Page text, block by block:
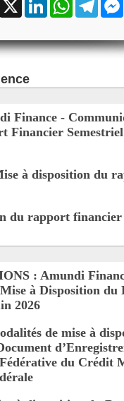
Finance -
Financier
à disposition du
du rapport financier
: Amundi
à Disposition du
2026
de mise à
du Crédit